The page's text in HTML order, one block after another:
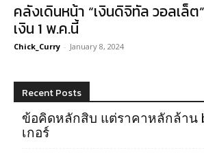
คลังเดินหน้า “เงินดิจิทัล วอลเล็
เงิน 1 พ.ค.นี้
Chick_Curry - January 8, 2024
Recent Posts
ข้อคิดหลักสิบ แต่ราคาหลักล้าน
เกอร์